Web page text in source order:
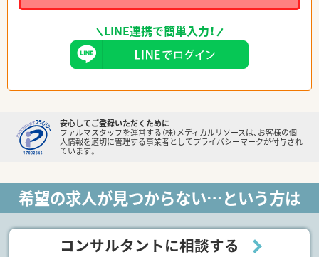
LINE連携で簡単入力！
安心してご登録いただくために
ファルマスタッフを運営する（株）メディカルリソースは、お客様の個
人情報を適切に管理する事業者としてプライバシーマークが付与され
ています。
希望の求人が見つからない…という方は
コンサルタントに相談する